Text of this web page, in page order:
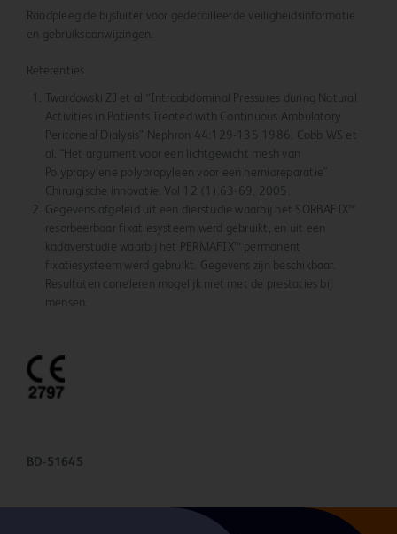
Raadpleeg de bijsluiter voor gedetailleerde veiligheidsinformatie
en gebruiksaanwijzingen.
Referenties
Twardowski ZJ et al “Intraabdominal Pressures during Natural
Activities in Patients Treated with Continuous Ambulatory
Peritoneal Dialysis” Nephron 44:129-135 1986. Cobb WS et
al. "Het argument voor een lichtgewicht mesh van
Polypropylene polypropyleen voor een herniareparatie"
Chirurgische innovatie. Vol 12 (1).63-69, 2005.
Gegevens afgeleid uit een dierstudie waarbij het SORBAFIX™
resorbeerbaar fixatiesysteem werd gebruikt, en uit een
kadaverstudie waarbij het PERMAFIX™ permanent
fixatiesysteem werd gebruikt. Gegevens zijn beschikbaar.
Resultaten correleren mogelijk niet met de prestaties bij
mensen.
BD-51645